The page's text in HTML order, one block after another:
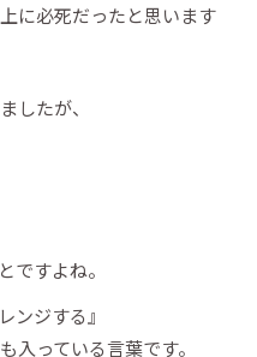
に必死だったと思います
したが、
ですよね。
ンジする』
入っている言葉です。